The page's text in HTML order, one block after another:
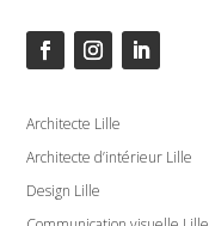
Architecte Lille
Architecte d’intérieur Lille
Design Lille